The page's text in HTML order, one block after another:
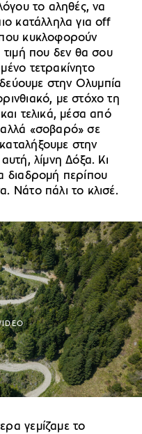
το αληθές, να
κατάλληλα για off
κυκλοφορούν
τιμή που δεν θα σου
τετρακίνητο
στην Ολυμπία
με στόχο τη
τελικά, μέσα από
«σοβαρό» σε
στην
λίμνη Δόξα. Κι
διαδρομή περίπου
Νάτο πάλι το κλισέ.
γεμίζαμε το